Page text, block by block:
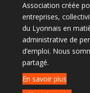
Association créée
entreprises,
du Lyonnais en
administrative de
d’emploi. Nous
partagé.
En savoir plus